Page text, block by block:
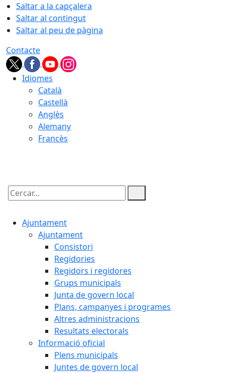
Saltar a la capçalera
Saltar al contingut
Saltar al peu de pàgina
Contacte
Idiomes
Català
Castellà
Anglès
Alemany
Francès
Cercar:
Ajuntament
Ajuntament
Consistori
Regidories
Regidors i regidores
Grups municipals
Junta de govern local
Plans, campanyes i programes
Altres administracions
Resultats electorals
Informació oficial
Plens municipals
Juntes de govern local